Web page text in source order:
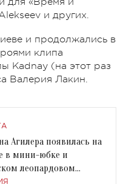
и других.
и продолжались в
клипа
Kadnay (на этот раз
Валерия Лакин.
Агилера появилась на
в мини-юбке и
леопардовом